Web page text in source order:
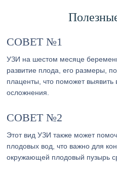
СОВЕТ №1
УЗИ на шестом месяце
развитие плода, его размеры,
плаценты, что поможет
осложнения.
СОВЕТ №2
Этот вид УЗИ также может
плодовых вод, что важно для
окружающей плодовый пузырь